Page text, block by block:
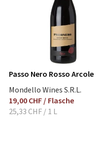
Passo Nero Rosso Arcole
Mondello Wines S.R.L.
19,00 CHF / Flasche
25,33 CHF/ 1 L